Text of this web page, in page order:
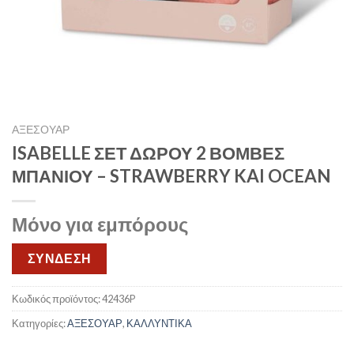
ΑΞΕΣΟΥΑΡ
ISABELLE ΣΕΤ ΔΩΡΟΥ 2 ΒΟΜΒΕΣ
ΜΠΑΝΙΟΥ – STRAWBERRY KAI OCEAN
Μόνο για εμπόρους
ΣΥΝΔΕΣΗ
Κωδικός προϊόντος:42436P
Κατηγορίες:ΑΞΕΣΟΥΑΡ, ΚΑΛΛΥΝΤΙΚΑ